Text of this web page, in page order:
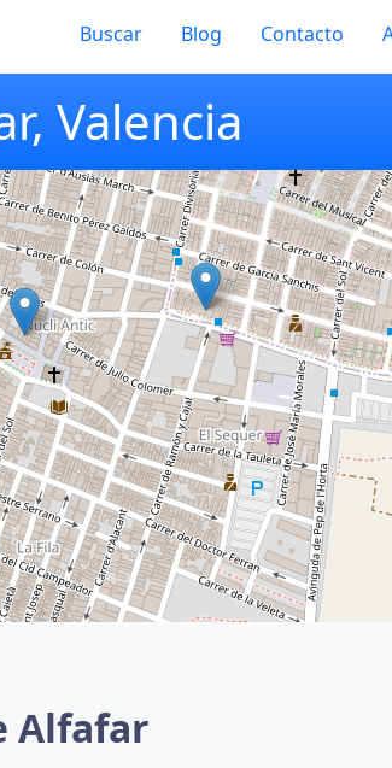
Buscar Blog Contacto
Valencia
Alfafar